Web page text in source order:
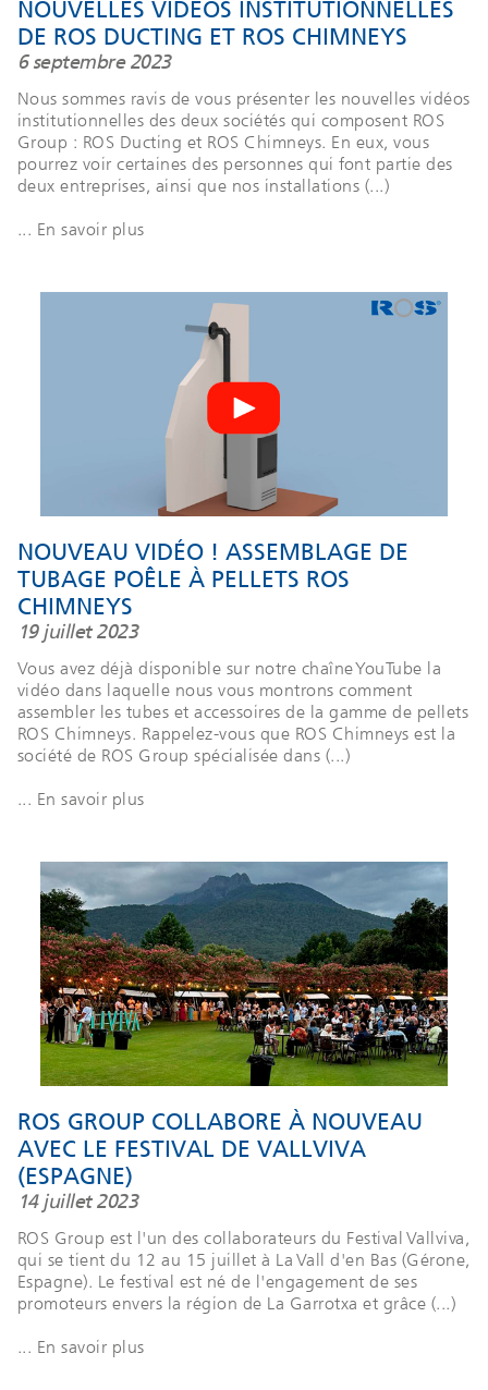
NOUVELLES VIDÉOS INSTITUTIONNELLES
DE ROS DUCTING ET ROS CHIMNEYS
6 septembre 2023
Nous sommes ravis de vous présenter les nouvelles vidéos
institutionnelles des deux sociétés qui composent ROS
Group : ROS Ducting et ROS Chimneys. En eux, vous
pourrez voir certaines des personnes qui font partie des
deux entreprises, ainsi que nos installations (...)
... En savoir plus
NOUVEAU VIDÉO ! ASSEMBLAGE DE
TUBAGE POÊLE À PELLETS ROS
CHIMNEYS
19 juillet 2023
Vous avez déjà disponible sur notre chaîne YouTube la
vidéo dans laquelle nous vous montrons comment
assembler les tubes et accessoires de la gamme de pellets
ROS Chimneys. Rappelez-vous que ROS Chimneys est la
société de ROS Group spécialisée dans (...)
... En savoir plus
ROS GROUP COLLABORE À NOUVEAU
AVEC LE FESTIVAL DE VALLVIVA
(ESPAGNE)
14 juillet 2023
ROS Group est l'un des collaborateurs du Festival Vallviva,
qui se tient du 12 au 15 juillet à La Vall d'en Bas (Gérone,
Espagne). Le festival est né de l'engagement de ses
promoteurs envers la région de La Garrotxa et grâce (...)
... En savoir plus